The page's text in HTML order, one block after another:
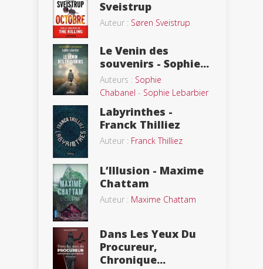
Sveistrup
Auteur : Søren Sveistrup
Le Venin des
souvenirs - Sophie...
Auteurs : Sophie
Chabanel - Sophie Lebarbier
Labyrinthes -
Franck Thilliez
Auteur : Franck Thilliez
L’Illusion - Maxime
Chattam
Auteur : Maxime Chattam
Dans Les Yeux Du
Procureur,
Chronique...